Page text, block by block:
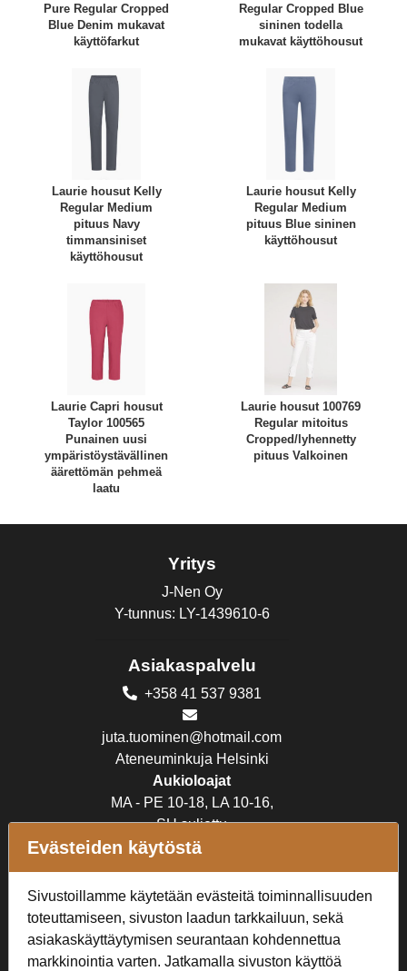
Pure Regular Cropped
Blue Denim mukavat
käyttöfarkut
Regular Cropped Blue
sininen todella
mukavat käyttöhousut
Laurie housut Kelly
Regular Medium
pituus Navy
timmansiniset
käyttöhousut
Laurie housut Kelly
Regular Medium
pituus Blue sininen
käyttöhousut
Laurie Capri housut
Taylor 100565
Punainen uusi
ympäristöystävällinen
äärettömän pehmeä
laatu
Laurie housut 100769
Regular mitoitus
Cropped/lyhennetty
pituus Valkoinen
Yritys
J-Nen Oy
Y-tunnus: LY-1439610-6
Asiakaspalvelu
+358 41 537 9381
juta.tuominen@hotmail.com
Ateneuminkuja Helsinki
Aukioloajat
MA - PE 10-18, LA 10-16,
SU suljettu
Verkkokauppa
Tilaus- ja toimitusehdot
Rekisteriseloste
Evästeiden käytöstä
Sivustoillamme käytetään evästeitä toiminnallisuuden
toteuttamiseen, sivuston laadun tarkkailuun, sekä
asiakaskäyttäytymisen seurantaan kohdennettua
markkinointia varten. Jatkamalla sivuston käyttöä